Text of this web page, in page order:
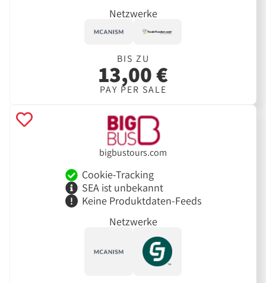
Netzwerke
BIS ZU
13,00 €
PAY PER SALE
bigbustours.com
Cookie-Tracking
SEA ist unbekannt
Keine Produktdaten-Feeds
Netzwerke